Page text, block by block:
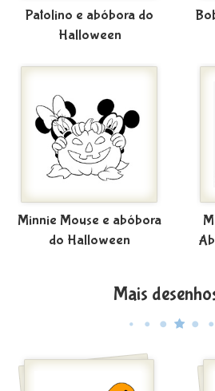
Patolino e abóbora do
Halloween
Minnie Mouse e abóbora
do Halloween
Mais